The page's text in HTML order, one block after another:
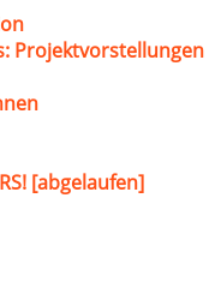
Projektvorstellungen
[abgelaufen]